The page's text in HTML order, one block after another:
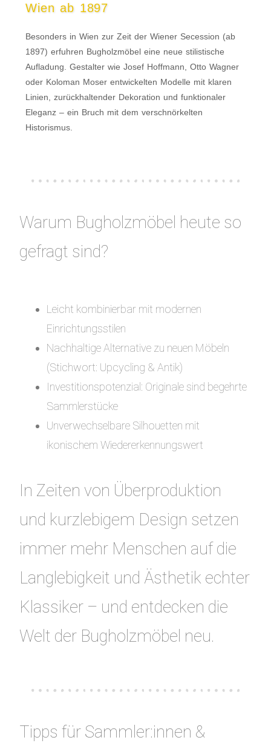
Wien ab 1897
Besonders in Wien zur Zeit der Wiener Secession (ab
1897) erfuhren Bugholzmöbel eine neue stilistische
Aufladung. Gestalter wie Josef Hoffmann, Otto Wagner
oder Koloman Moser entwickelten Modelle mit klaren
Linien, zurückhaltender Dekoration und funktionaler
Eleganz – ein Bruch mit dem verschnörkelten
Historismus.
Warum Bugholzmöbel heute so
gefragt sind?
Leicht kombinierbar mit modernen
Einrichtungsstilen
Nachhaltige Alternative zu neuen Möbeln
(Stichwort: Upcycling & Antik)
Investitionspotenzial: Originale sind begehrte
Sammlerstücke
Unverwechselbare Silhouetten mit
ikonischem Wiedererkennungswert
In Zeiten von Überproduktion
und kurzlebigem Design setzen
immer mehr Menschen auf die
Langlebigkeit und Ästhetik echter
Klassiker – und entdecken die
Welt der Bugholzmöbel neu.
Tipps für Sammler:innen &